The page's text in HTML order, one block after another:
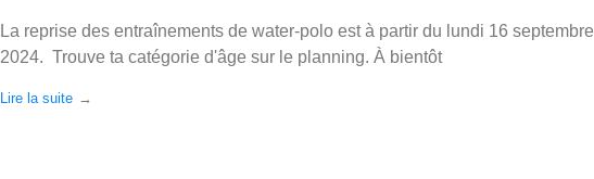
La reprise des entraînements de water-polo est à partir du lundi 16 septembre
2024. Trouve ta catégorie d'âge sur le planning. À bientôt
Lire la suite